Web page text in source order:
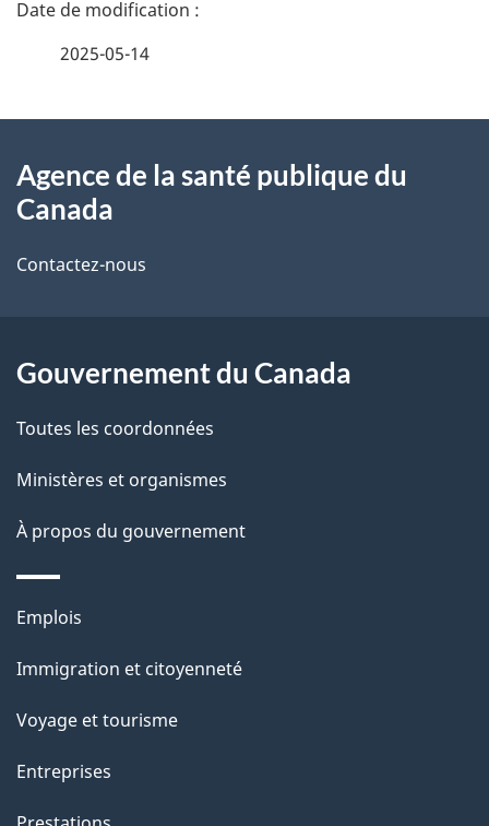
i
s
e
l
a
p
a
g
e
2025-05-14
propos
ce
Agence de la santé publique du
Canada
Contactez-nous
Gouvernement du Canada
Toutes les coordonnées
Ministères et organismes
À propos du gouvernement
Thèmes
sujets
Emplois
Immigration et citoyenneté
Voyage et tourisme
Entreprises